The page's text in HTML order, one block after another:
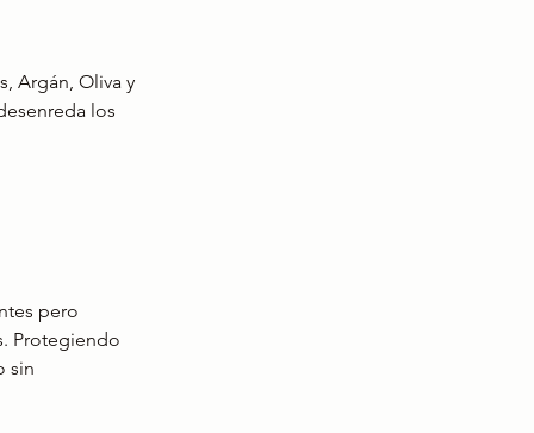
Argán, Oliva y
los
pero
Protegiendo
sin